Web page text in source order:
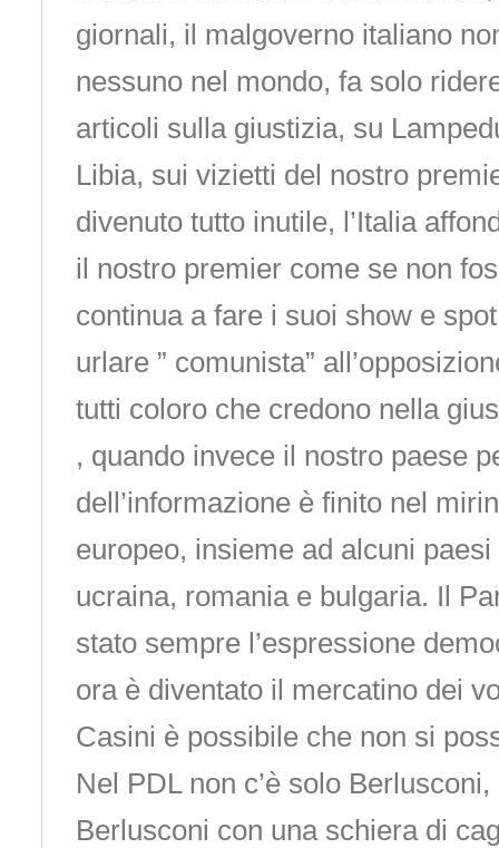
giornali, il malgoverno italiano
nessuno nel mondo, fa solo
articoli sulla giustizia, su
Libia, sui vizietti del nostro
divenuto tutto inutile, l’Italia
il nostro premier come se non
continua a fare i suoi show e
urlare ” comunista”
tutti coloro che credono nella
, quando invece il nostro paese
dell’informazione è finito nel
europeo, insieme ad alcuni
ucraina, romania e bulgaria. Il
stato sempre l’espressione
ora è diventato il mercatino dei
Casini è possibile che non si
Nel PDL non c’è solo Berlusconi,
Berlusconi con una schiera di